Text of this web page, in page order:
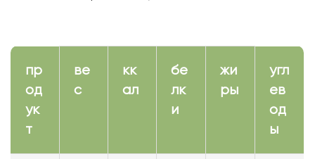
пр
од
ук
т
ве
с
кк
ал
бе
лк
и
жи
ры
угл
ев
од
ы